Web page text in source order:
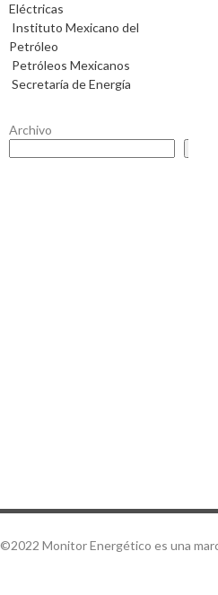
Eléctricas
Instituto Mexicano del
Petróleo
Petróleos Mexicanos
Secretaría de Energía
Archivo
©2022 Monitor Energético es una